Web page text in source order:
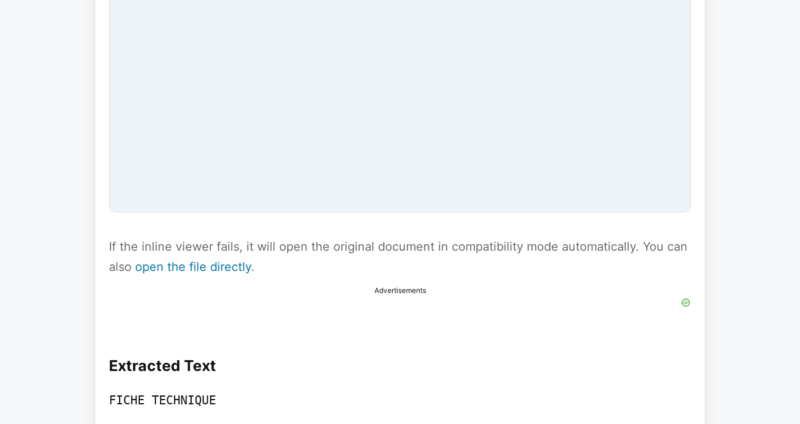
If the inline viewer fails, it will open the original document in compatibility mode automatically. You can
also open the file directly.
Advertisements
Extracted Text
FICHE TECHNIQUE